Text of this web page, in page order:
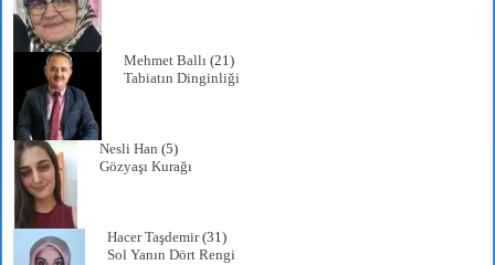
Mehmet Ballı (21)
Tabiatın Dinginliği
Nesli Han (5)
Gözyaşı Kurağı
Hacer Taşdemir(31)
Sol Yanın Dört Rengi